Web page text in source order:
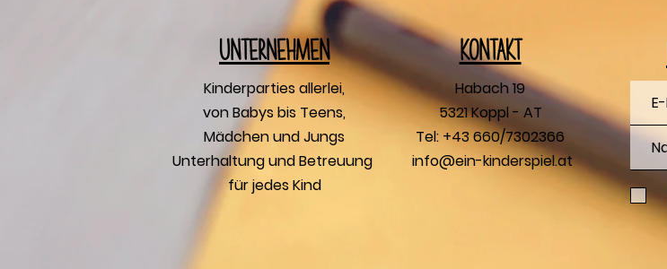
Unternehmen
Kinderparties allerlei,
von Babys bis Teens,
Mädchen und Jungs
Unterhaltung und Betreuung
für jedes Kind
Kontakt
Habach 19
5321 Koppl - AT
Tel: +43 660/7302366
info@ein-kinderspiel.at